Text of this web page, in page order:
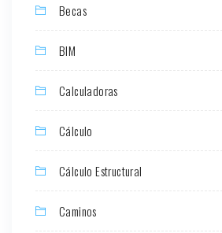
Becas
BIM
Calculadoras
Cálculo
Cálculo Estructural
Caminos